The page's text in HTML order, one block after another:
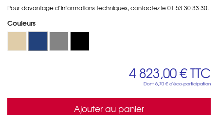
Pour davantage d’informations techniques, contactez le 01 53 30 33 30.
Couleurs
4 823,00 €TTC
Dont 6,70 € d'éco-participation
Ajouter au panier